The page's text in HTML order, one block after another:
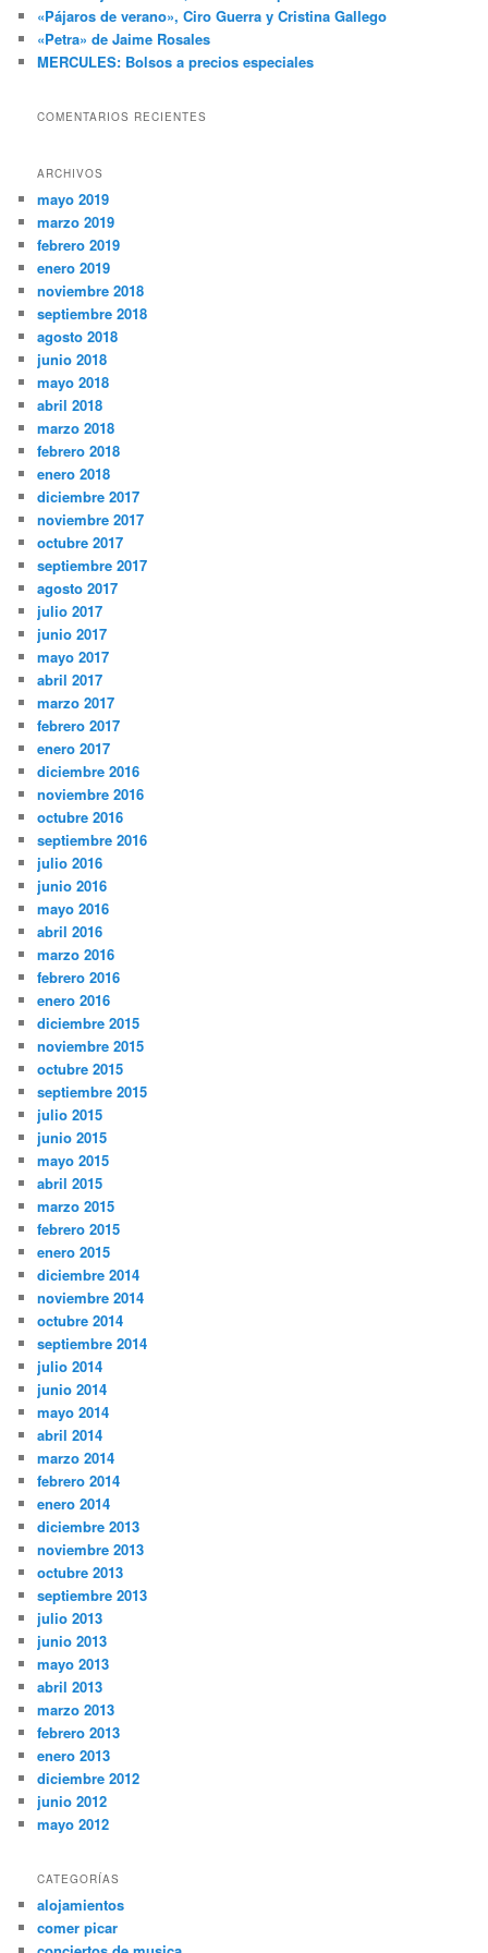
«Pájaros de verano», Ciro Guerra y Cristina Gallego
«Petra» de Jaime Rosales
MERCULES: Bolsos a precios especiales
COMENTARIOS RECIENTES
ARCHIVOS
mayo 2019
marzo 2019
febrero 2019
enero 2019
noviembre 2018
septiembre 2018
agosto 2018
junio 2018
mayo 2018
abril 2018
marzo 2018
febrero 2018
enero 2018
diciembre 2017
noviembre 2017
octubre 2017
septiembre 2017
agosto 2017
julio 2017
junio 2017
mayo 2017
abril 2017
marzo 2017
febrero 2017
enero 2017
diciembre 2016
noviembre 2016
octubre 2016
septiembre 2016
julio 2016
junio 2016
mayo 2016
abril 2016
marzo 2016
febrero 2016
enero 2016
diciembre 2015
noviembre 2015
octubre 2015
septiembre 2015
julio 2015
junio 2015
mayo 2015
abril 2015
marzo 2015
febrero 2015
enero 2015
diciembre 2014
noviembre 2014
octubre 2014
septiembre 2014
julio 2014
junio 2014
mayo 2014
abril 2014
marzo 2014
febrero 2014
enero 2014
diciembre 2013
noviembre 2013
octubre 2013
septiembre 2013
julio 2013
junio 2013
mayo 2013
abril 2013
marzo 2013
febrero 2013
enero 2013
diciembre 2012
junio 2012
mayo 2012
CATEGORÍAS
alojamientos
comer picar